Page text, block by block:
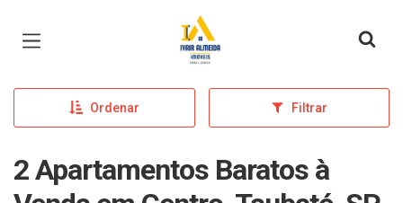
Página inicial
Ordenar Filtrar
2 Apartamentos Baratos à